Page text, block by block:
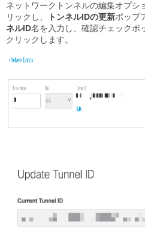
ネットワークトンネルの編集オプシ
リックし、
トンネルIDの更新ポップ
ネルID名を入力し、確認チェックボ
クリックします。